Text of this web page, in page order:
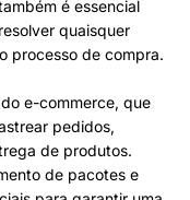
é essencial
quaisquer
processo de compra.
e-commerce, que
pedidos,
de produtos.
de pacotes e